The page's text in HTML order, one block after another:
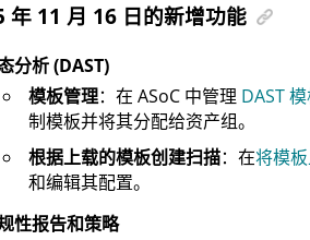
年 11 月 16 日的新增功能
分析 (DAST)
模板管理：在 ASoC中管理 DAST
制模板并将其分配给资产组。
根据上载的模板创建扫描：在将模
和编辑其配置。
性报告和策略